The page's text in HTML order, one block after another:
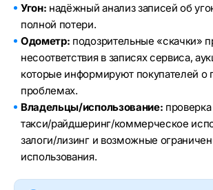
Угон: надёжный анализ записей об
полной потери.
Одометр: подозрительные «скачки»
несоответствия в записях сервиса,
которые информируют покупателей о
проблемах.
Владельцы/использование:
такси/райдшеринг/коммерческое
залоги/лизинг и возможные
использования.